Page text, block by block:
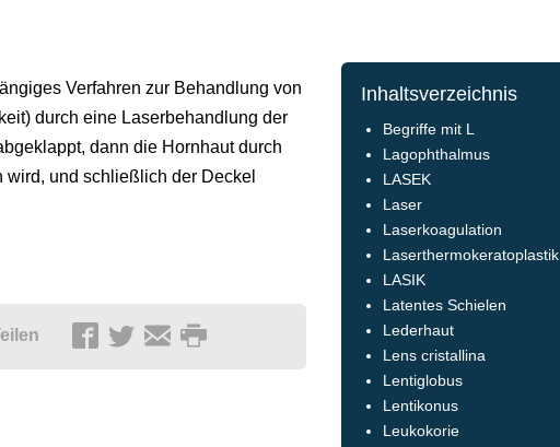
Verfahren zur Behandlung von
durch eine Laserbehandlung der
dann die Hornhaut durch
und schließlich der Deckel
Inhaltsverzeichnis
Begriffe mit L
Lagophthalmus
LASEK
Laser
Laserkoagulation
Laserthermokeratoplastik
LASIK
Latentes Schielen
Lederhaut
Lens cristallina
Lentiglobus
Lentikonus
Leukokorie